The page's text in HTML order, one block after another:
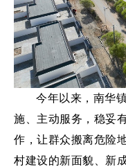
今年以来，南华
施、主动服务，稳妥
作，让群众搬离危险
村建设的新面貌、新